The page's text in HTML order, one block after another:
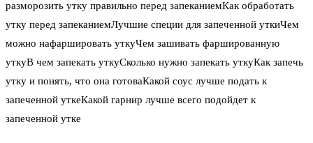
разморозить утку правильно перед запеканиемКак обработать
утку перед запеканиемЛучшие специи для запеченной уткиЧем
можно нафаршировать уткуЧем зашивать фаршированную
уткуВ чем запекать уткуСколько нужно запекать уткуКак запечь
утку и понять, что она готоваКакой соус лучше подать к
запеченной уткеКакой гарнир лучше всего подойдет к
запеченной утке